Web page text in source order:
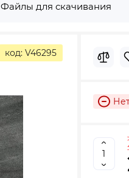
Файлы для скачивания
код: V46295